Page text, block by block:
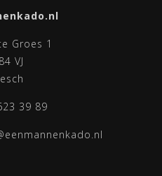
Groes 1
VJ
39 89